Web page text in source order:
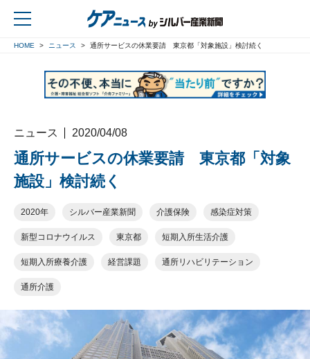
HOME ニュース 通所サービスの休業要請 東京都「対象施設」検討続く
ニュース 2020/04/08
通所サービスの休業要請 東京都「対象
施設」検討続く
2020年 シルバー産業新聞 介護保険 感染症対策
新型コロナウイルス 東京都 短期入所生活介護
短期入所療養介護 経営課題 通所リハビリテーション
通所介護